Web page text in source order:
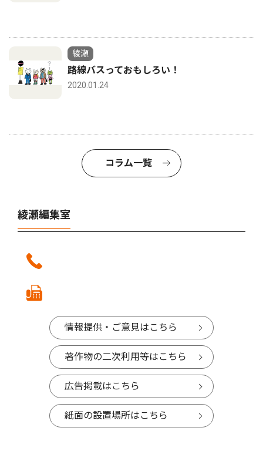
綾瀬
路線バスっておもしろい！
2020.01.24
コラム一覧
綾瀬編集室
情報提供・ご意見はこちら
著作物の二次利用等はこちら
広告掲載はこちら
紙面の設置場所はこちら